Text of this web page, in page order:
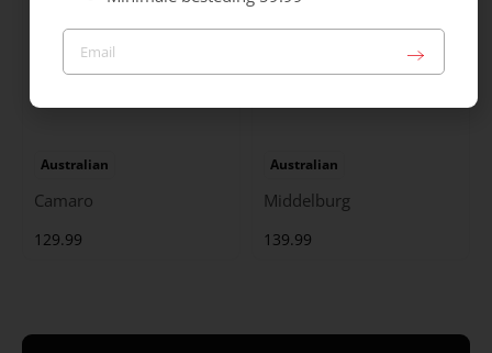
Australian
Camaro
129.99
Australian
Middelburg
139.99